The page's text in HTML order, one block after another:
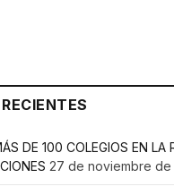
DE 100 COLEGIOS EN LA
27 de noviembre de